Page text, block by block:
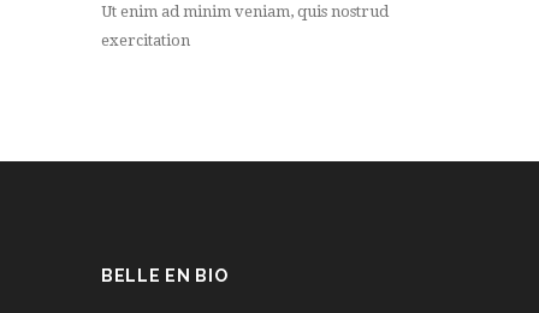
Ut enim ad minim veniam, quis nostrud
exercitation
BELLE EN BIO